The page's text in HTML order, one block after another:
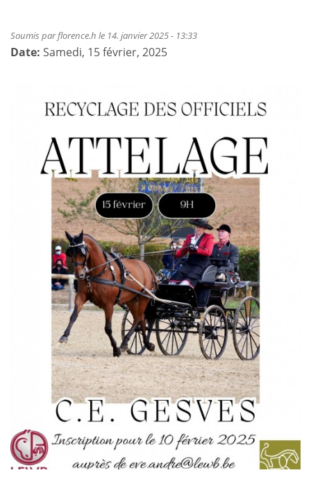
Soumis parflorence.h le 14. janvier 2025 - 13:33
Date: Samedi, 15 février, 2025